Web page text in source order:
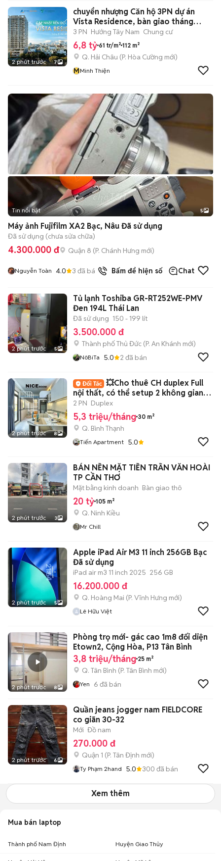
2 phút trước 7
chuyển nhượng Căn hộ 3PN dự án
Vista Residence, bàn giao tháng
6/2026
3 PN Hướng Tây Nam Chung cư
6,8 tỷ 61 tr/m² 112 m²
Q. Hải Châu (P. Hòa Cường mới)
MMinh Thiện
Tin nổi bật 5
Máy ảnh Fujifilm XA2 Bạc, Nâu Đã sử dụng
Đã sử dụng (chưa sửa chữa)
4.300.000 đ Quận 8 (P. Chánh Hưng mới)
Nguyễn Toàn 4.0 3 đã bán Bấm để hiện số Chat
2 phút trước 5
Tủ lạnh Toshiba GR-RT252WE-PMV
Đen 194L Thái Lan
Đã sử dụng 150 - 199 lít
3.500.000 đ
Thành phố Thủ Đức (P. An Khánh mới)
NôBiTa 5.0 2 đã bán
2 phút trước 8
💥Cho thuê CH duplex Full
nội thất, có thể setup 2 không gian
ngủ
2 PN Duplex
5,3 triệu/tháng 30 m²
Q. Bình Thạnh
Tiến Apartment 5.0
2 phút trước 3
BÁN NỀN MẶT TIỀN TRẦN VĂN HOÀI
TP CẦN THƠ
Mặt bằng kinh doanh Bàn giao thô
20 tỷ 105 m²
Q. Ninh Kiều
Mr Chill
2 phút trước 5
Apple iPad Air M3 11 inch 256GB Bạc
Đã sử dụng
iPad air m3 11 inch 2025 256 GB
16.200.000 đ
Q. Hoàng Mai (P. Vĩnh Hưng mới)
Lê Hữu Việt
2 phút trước 8
Phòng trọ mới- gác cao 1m8 đối diện
Etown2, Cộng Hòa, P13 Tân Bình
3,8 triệu/tháng 25 m²
Q. Tân Bình (P. Tân Bình mới)
Yen 6 đã bán
2 phút trước 6
Quần jeans jogger nam FIELDCORE
co giãn 30-32
Mới Đồ nam
270.000 đ
Quận 1 (P. Tân Định mới)
Ty Phạm 2hand 5.0 300 đã bán
Xem thêm
Mua bán laptop
Thành phố Nam Định Huyện Giao Thủy